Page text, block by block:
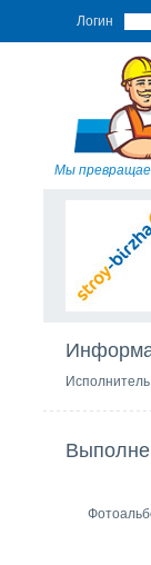
Логин
Мы